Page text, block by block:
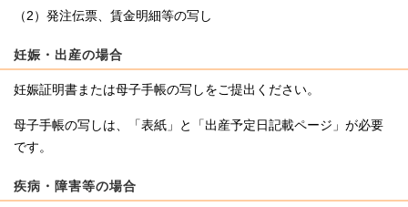
（2）発注伝票、賃金明細等の写し
妊娠・出産の場合
妊娠証明書または母子手帳の写しをご提出ください。
母子手帳の写しは、「表紙」と「出産予定日記載ページ」が必要
です。
疾病・障害等の場合